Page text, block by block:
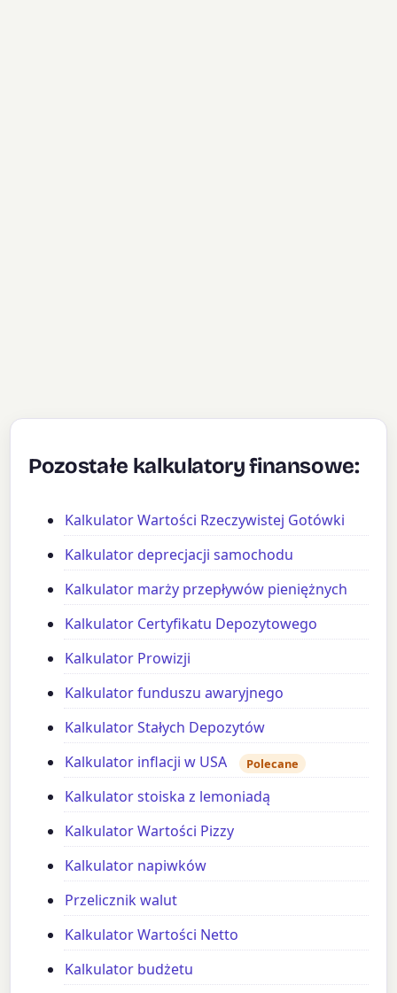
Pozostałe kalkulatory finansowe:
Kalkulator Wartości Rzeczywistej Gotówki
Kalkulator deprecjacji samochodu
Kalkulator marży przepływów pieniężnych
Kalkulator Certyfikatu Depozytowego
Kalkulator Prowizji
Kalkulator funduszu awaryjnego
Kalkulator Stałych Depozytów
Kalkulator inflacji w USA
Polecane
Kalkulator stoiska z lemoniadą
Kalkulator Wartości Pizzy
Kalkulator napiwków
Przelicznik walut
Kalkulator Wartości Netto
Kalkulator budżetu